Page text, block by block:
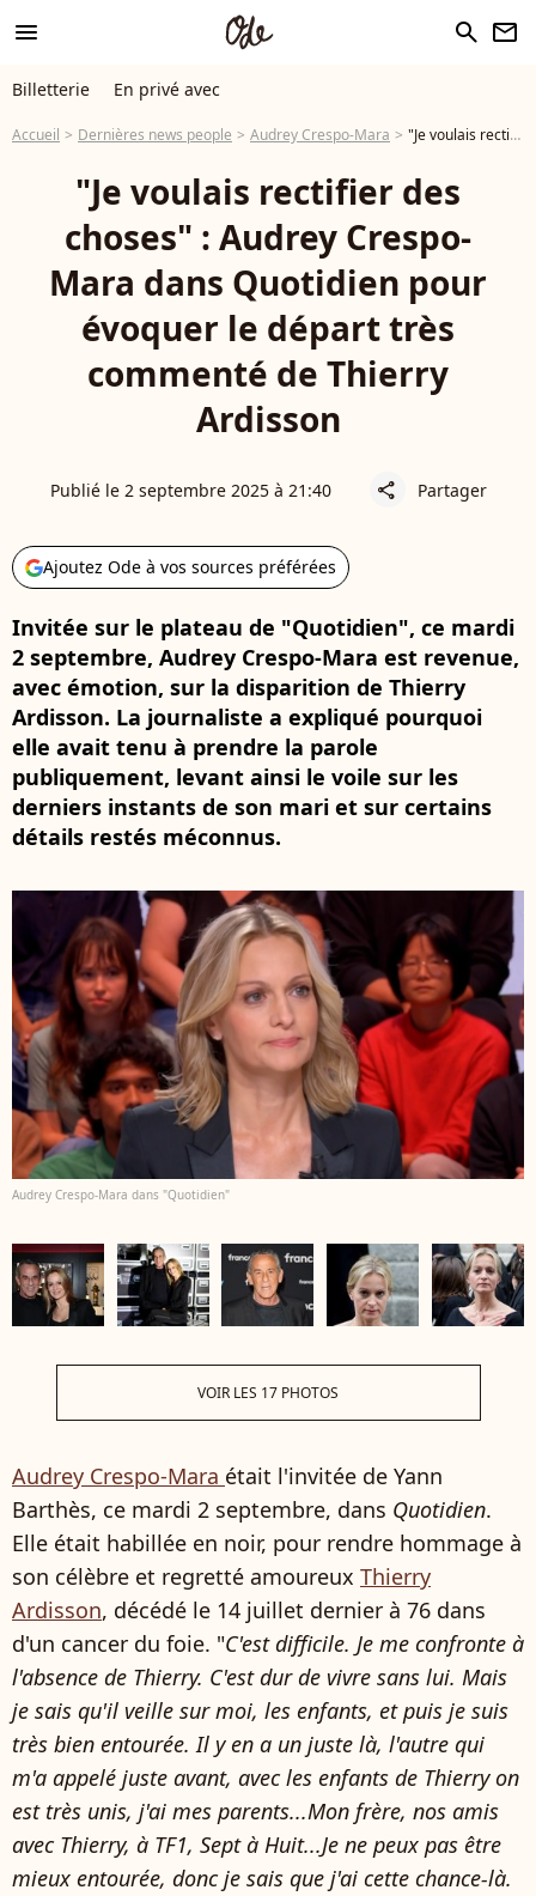
menu search newsletter
Billetterie En privé avec
Accueil Dernières news people Audrey Crespo-Mara "Je voulais rectifier des choses" : Audrey Crespo-Mara dans Quotidien pour évoquer le départ très commenté de Thierry Ardisson
"Je voulais rectifier des
choses" : Audrey Crespo-
Mara dans Quotidien pour
évoquer le départ très
commenté de Thierry
Ardisson
Publié le 2 septembre 2025 à 21:40 share Partager
Ajoutez Ode à vos sources préférées
Invitée sur le plateau de "Quotidien", ce mardi
2 septembre, Audrey Crespo-Mara est revenue,
avec émotion, sur la disparition de Thierry
Ardisson. La journaliste a expliqué pourquoi
elle avait tenu à prendre la parole
publiquement, levant ainsi le voile sur les
derniers instants de son mari et sur certains
détails restés méconnus.
Audrey Crespo-Mara dans "Quotidien"
VOIR LES 17 PHOTOS
Audrey Crespo-Mara était l'invitée de Yann
Barthès, ce mardi 2 septembre, dans Quotidien.
Elle était habillée en noir, pour rendre hommage à
son célèbre et regretté amoureux Thierry
Ardisson, décédé le 14 juillet dernier à 76 dans
d'un cancer du foie. "C'est difficile. Je me confronte à
l'absence de Thierry. C'est dur de vivre sans lui. Mais
je sais qu'il veille sur moi, les enfants, et puis je suis
très bien entourée. Il y en a un juste là, l'autre qui
m'a appelé juste avant, avec les enfants de Thierry on
est très unis, j'ai mes parents...Mon frère, nos amis
avec Thierry, à TF1, Sept à Huit...Je ne peux pas être
mieux entourée, donc je sais que j'ai cette chance-là.